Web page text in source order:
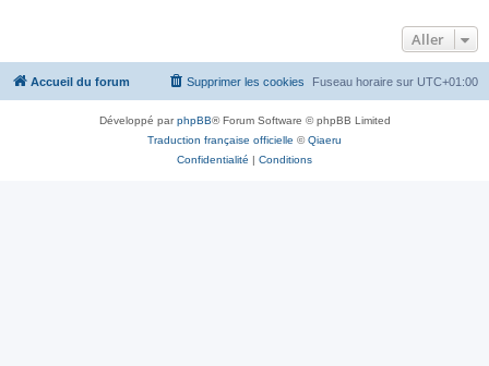
Aller
Accueil du forum Fuseau horaire sur UTC+01:00
Supprimer les cookies
Développé parphpBB® Forum Software © phpBB Limited
Traduction française officielle ©Qiaeru
Confidentialité | Conditions